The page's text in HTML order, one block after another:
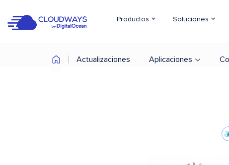
Productos Soluciones
Actualizaciones Aplicaciones